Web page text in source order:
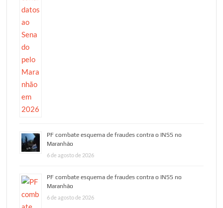
PF combate esquema de fraudes contra o INSS no
Maranhão
6 de agosto de 2026
PF combate esquema de fraudes contra o INSS no
Maranhão
6 de agosto de 2026